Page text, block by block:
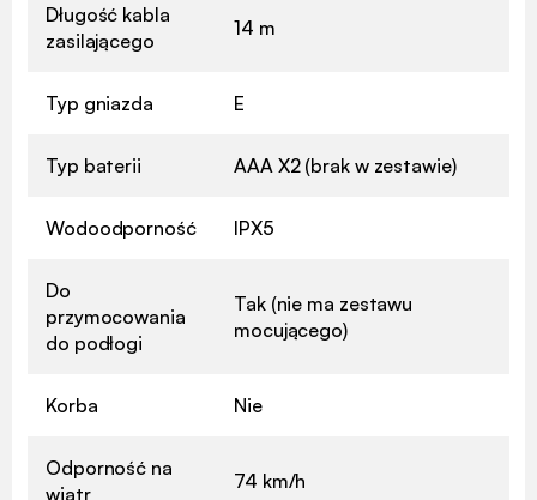
Długość kabla
zasilającego
14 m
Typ gniazda E
Typ baterii AAA X2 (brak w zestawie)
Wodoodporność IPX5
Do
przymocowania
do podłogi
Tak (nie ma zestawu
mocującego)
Korba Nie
Odporność na
wiatr
74 km/h